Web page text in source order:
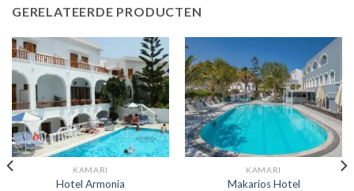
GERELATEERDE PRODUCTEN
KAMARI
Hotel Armonia
KAMARI
Makarios Hotel